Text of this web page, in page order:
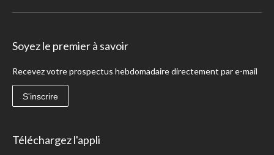
Soyez le premier à savoir
Recevez votre prospectus hebdomadaire directement par e-mail
S'inscrire
Téléchargez l'appli